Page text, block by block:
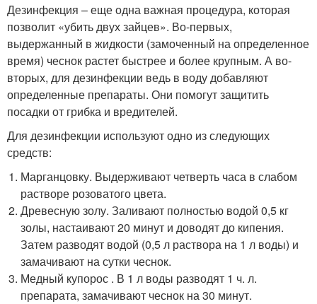
Дезинфекция – еще одна важная процедура, которая
позволит «убить двух зайцев». Во-первых,
выдержанный в жидкости (замоченный на определенное
время) чеснок растет быстрее и более крупным. А во-
вторых, для дезинфекции ведь в воду добавляют
определенные препараты. Они помогут защитить
посадки от грибка и вредителей.
Для дезинфекции используют одно из следующих
средств:
Марганцовку. Выдерживают четверть часа в слабом
растворе розоватого цвета.
Древесную золу. Заливают полностью водой 0,5 кг
золы, настаивают 20 минут и доводят до кипения.
Затем разводят водой (0,5 л раствора на 1 л воды) и
замачивают на сутки чеснок.
Медный купорос . В 1 л воды разводят 1 ч. л.
препарата, замачивают чеснок на 30 минут.